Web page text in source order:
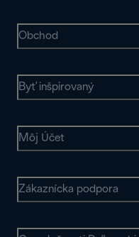
Obchod
Byť inšpirovaný
Môj Účet
Zákaznícka podpora